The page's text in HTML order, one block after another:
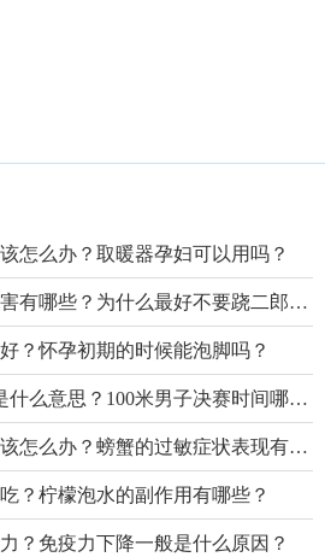
怎么办？取暖器孕妇可以用吗？
哪些？为什么最好不要跷二郎腿？
？怀孕初期的时候能泡脚吗？
么意思？100米男子决赛时间哪个台？
么办？螃蟹的过敏症状表现有哪些？
？柠檬泡水的副作用有哪些？
？免疫力下降一般是什么原因？